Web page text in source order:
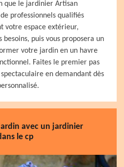
que le jardinier Artisan
professionnels qualifiés
votre espace extérieur,
besoins, puis vous proposera un
votre jardin en un havre
Faites le premier pas
en demandant dès
avec un jardinier
le cp